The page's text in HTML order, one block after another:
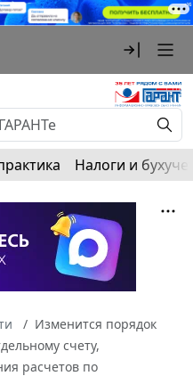
Налоги и
Изменится порядок
счету,
расчетов по